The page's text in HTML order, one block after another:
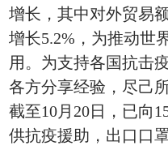
增长，其中对外贸易
增长5.2%，为推动世
用。为支持各国抗击
各方分享经验，尽己
截至10月20日，已向
供抗疫援助，出口口